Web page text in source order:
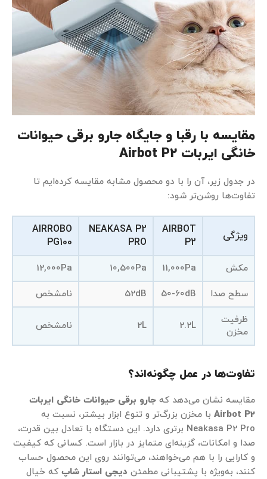
مقایسه با رقبا و جایگاه جارو برقی حیوانات
خانگی ایربات Airbot P2
در جدول زیر، آن را با دو محصول مشابه مقایسه کرده‌ایم تا
تفاوت‌ها روشن‌تر شود:
ویژگی
AIRBOT
P2
NEAKASA P2
PRO
AIRROBO
PG100
مکش 11,000Pa
10,500Pa
12,000Pa
سطح صدا 50-60dB
52dB نامشخص
ظرفیت
مخزن
2.2L
2L نامشخص
تفاوت‌ها در عمل چگونه‌اند؟
مقایسه نشان می‌دهد که جارو برقی حیوانات خانگی ایربات
Airbot P2 با مخزن بزرگ‌تر و تنوع ابزار بیشتر، نسبت به
Neakasa P2 Pro برتری دارد. این دستگاه با تعادل بین قدرت،
صدا و امکانات، گزینه‌ای متمایز در بازار است. کسانی که کیفیت
و کارایی را با هم می‌خواهند، می‌توانند روی این محصول حساب
کنند، به‌ویژه با پشتیبانی مطمئن دیجی استار شاپ که خیال